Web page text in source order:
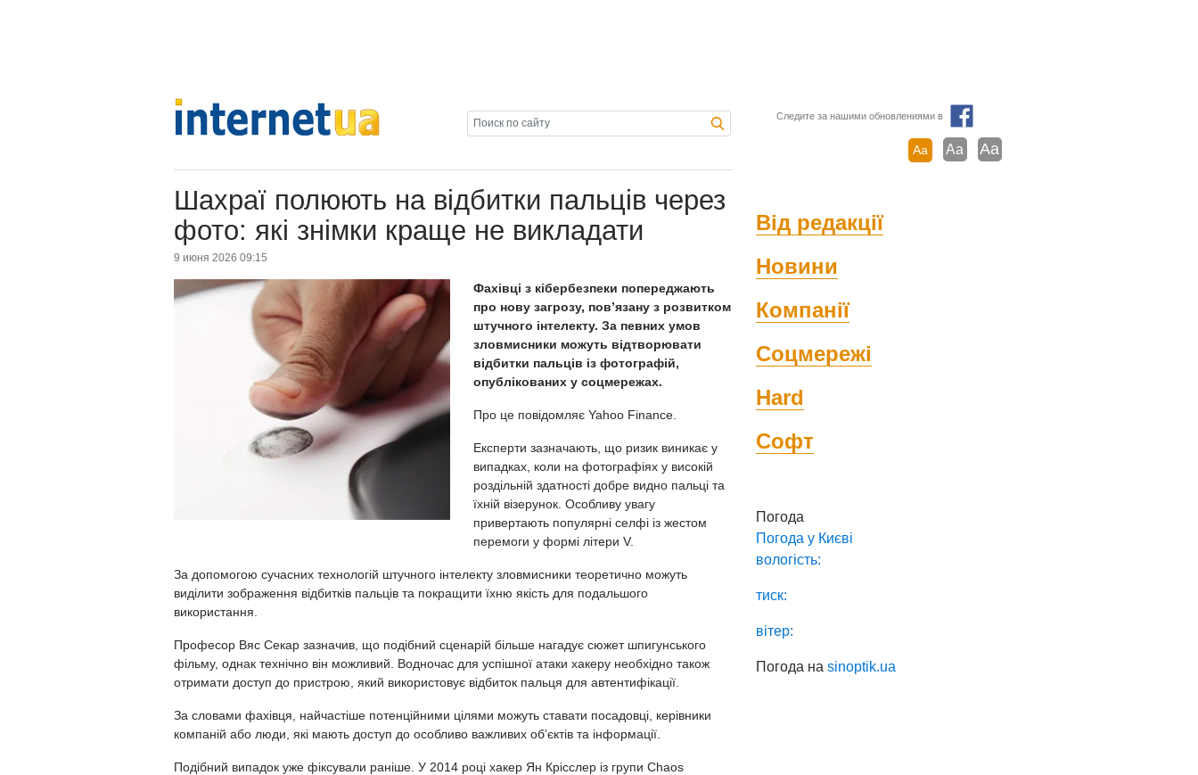
Следите за нашими обновлениями в
Aa Aa Aa
Шахраї полюють на відбитки пальців через
фото: які знімки краще не викладати
9 июня 2026 09:15
Фахівці з кібербезпеки попереджають
про нову загрозу, пов’язану з розвитком
штучного інтелекту. За певних умов
зловмисники можуть відтворювати
відбитки пальців із фотографій,
опублікованих у соцмережах.
Про це повідомляє Yahoo Finance.
Експерти зазначають, що ризик виникає у
випадках, коли на фотографіях у високій
роздільній здатності добре видно пальці та
їхній візерунок. Особливу увагу
привертають популярні селфі із жестом
перемоги у формі літери V.
За допомогою сучасних технологій штучного інтелекту зловмисники теоретично можуть
виділити зображення відбитків пальців та покращити їхню якість для подальшого
використання.
Професор Вяс Секар зазначив, що подібний сценарій більше нагадує сюжет шпигунського
фільму, однак технічно він можливий. Водночас для успішної атаки хакеру необхідно також
отримати доступ до пристрою, який використовує відбиток пальця для автентифікації.
За словами фахівця, найчастіше потенційними цілями можуть ставати посадовці, керівники
компаній або люди, які мають доступ до особливо важливих об’єктів та інформації.
Подібний випадок уже фіксували раніше. У 2014 році хакер Ян Крісслер із групи Chaos
Від редакції
Новини
Компанії
Соцмережі
Hard
Софт
Погода
Погода у Києві
вологість:
тиск:
вітер:
Погода наsinoptik.ua